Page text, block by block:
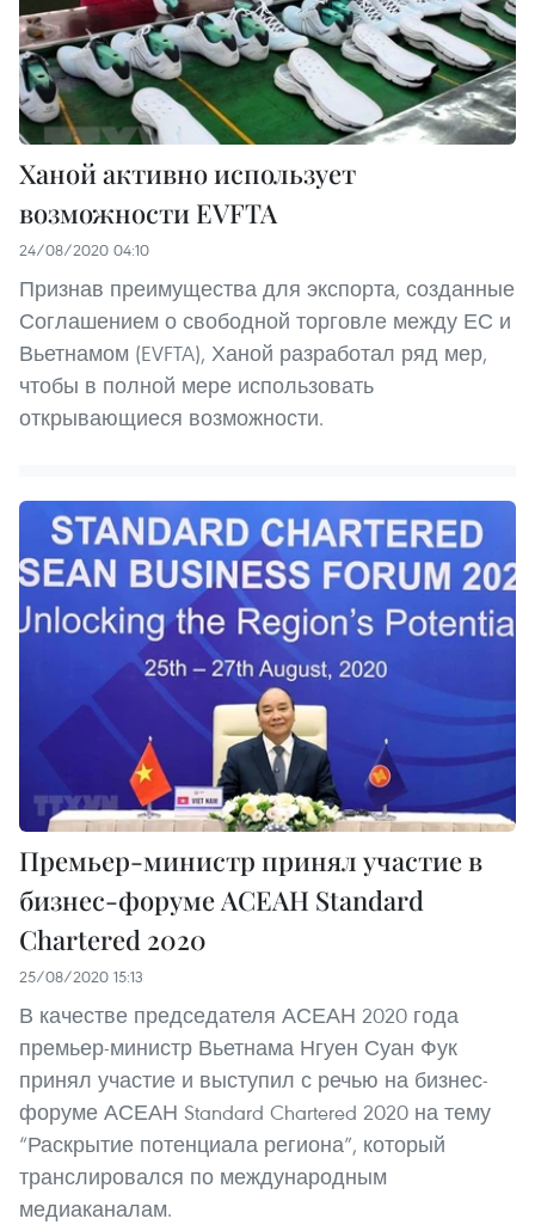
Ханой активно использует
возможности EVFTA
24/08/2020 04:10
Признав преимущества для экспорта, созданные
Соглашением о свободной торговле между ЕС и
Вьетнамом (EVFTA), Ханой разработал ряд мер,
чтобы в полной мере использовать
открывающиеся возможности.
Премьер-министр принял участие в
бизнес-форуме АСЕАН Standard
Chartered 2020
25/08/2020 15:13
В качестве председателя АСЕАН 2020 года
премьер-министр Вьетнама Нгуен Суан Фук
принял участие и выступил с речью на бизнес-
форуме АСЕАН Standard Chartered 2020 на тему
“Раскрытие потенциала региона”, который
транслировался по международным
медиаканалам.